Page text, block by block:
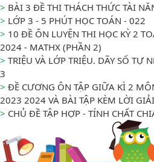
> BÀI 3 ĐỀ THI THÁCH THỨC TÀI
> LỚP 3 - 5 PHÚT HỌC TOÁN - 022
> 10 ĐỀ ÔN LUYỆN THI HỌC KỲ 2
2024 - MATHX (PHẦN 2)
> TRIỆU VÀ LỚP TRIỆU. DÃY SỐ TỰ
3
> ĐỀ CƯƠNG ÔN TẬP GIỮA KÌ 2
2023 2024 VÀ BÀI TẬP KÈM LỜI
> CHỦ ĐỀ TẬP HỢP - TÍNH CHẤT